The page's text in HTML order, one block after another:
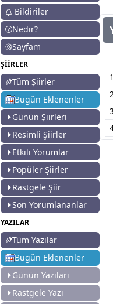
Bildiriler
Nedir?
Sayfam
ŞİİRLER
Tüm Şiirler
Bugün Eklenenler
Günün Şiirleri
Resimli Şiirler
Etkili Yorumlar
Popüler Şiirler
Rastgele Şiir
Son Yorumlananlar
YAZILAR
Tüm Yazılar
Bugün Eklenenler
Günün Yazıları
Rastgele Yazı
1